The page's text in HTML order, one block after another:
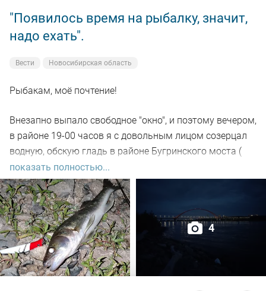
"Появилось время на рыбалку, значит,
надо ехать".
Вести Новосибирская область
Рыбакам, моё почтение!
Внезапно выпало свободное "окно", и поэтому вечером,
в районе 19-00 часов я с довольным лицом созерцал
водную, обскую гладь в районе Бугринского моста (
правый берег).
Отдыхающего люда просто тьма, и на берегу ,и на
воде. Сапы, катера, гидроциклы всяких мастей
поднимали нехилую волну до самой темноты.
По сути: рыбалил только на спиннинг, помощниками
выступили "вертушки" и воблера.
показать полностью...
4